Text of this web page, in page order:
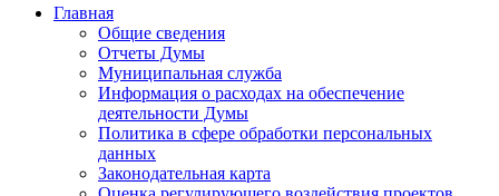
Главная
Общие сведения
Отчеты Думы
Муниципальная служба
Информация о расходах на обеспечение
деятельности Думы
Политика в сфере обработки персональных
данных
Законодательная карта